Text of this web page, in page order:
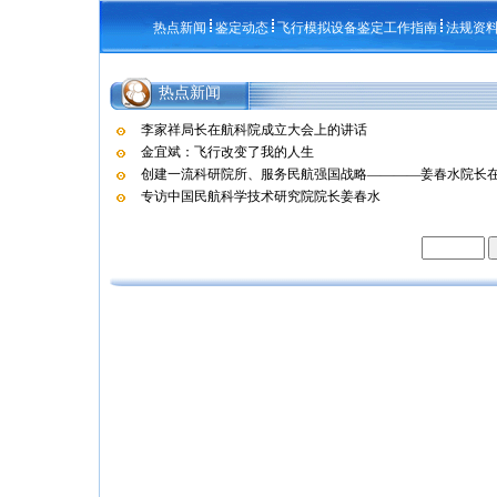
热点新闻 鉴定动态 飞行模拟设备鉴定工作指南 法规资
热点新闻
李家祥局长在航科院成立大会上的讲话
金宜斌：飞行改变了我的人生
创建一流科研院所、服务民航强国战略————姜春水院长
专访中国民航科学技术研究院院长姜春水